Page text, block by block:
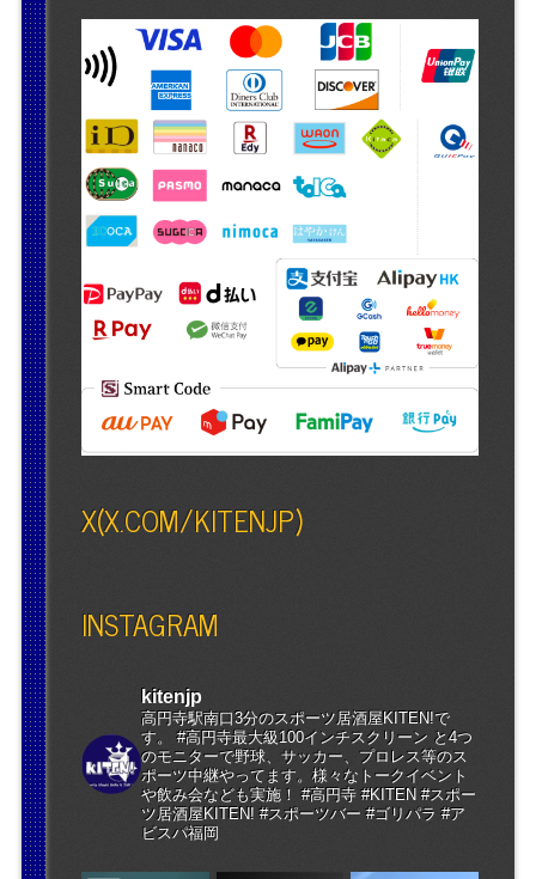
X(X.COM/KITENJP)
INSTAGRAM
kitenjp
高円寺駅南口3分のスポーツ居酒屋KITEN!で
す。 #高円寺最大級100インチスクリーン と4つ
のモニターで野球、サッカー、プロレス等のス
ポーツ中継やってます。様々なトークイベント
や飲み会なども実施！ #高円寺 #KITEN #スポー
ツ居酒屋KITEN! #スポーツバー #ゴリパラ #ア
ビスパ福岡